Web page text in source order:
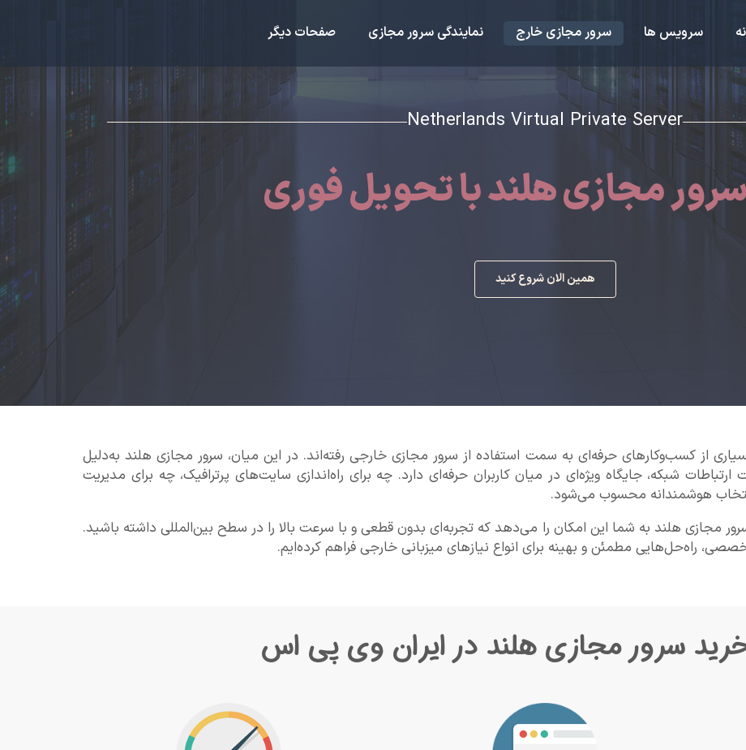
سرویس ها سرور مجازی خارج نمایندگی سرور مجازی صفحات دیگر
Netherlands Virtual Private Server
مجازی هلند با تحویل فوری
همین الان شروع کنید
از کسب‌وکارهای حرفه‌ای به سمت استفاده از سرور مجازی خارجی رفته‌اند. در این میان، سرور مجازی هلند به‌دلیل
ارتباطات شبکه، جایگاه ویژه‌ای در میان کاربران حرفه‌ای دارد. چه برای راه‌اندازی سایت‌های پرترافیک، چه برای مدیریت
هوشمندانه محسوب می‌شود.
سرور مجازی هلند به شما این امکان را می‌دهد که تجربه‌ای بدون قطعی و با سرعت بالا را در سطح بین‌المللی داشته باشید.
سرور مجازی هلند در ایران وی پی اس